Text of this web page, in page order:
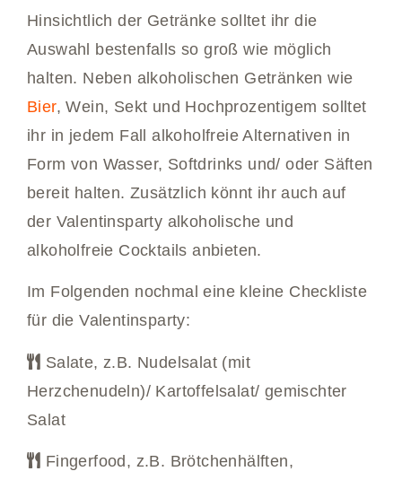
Hinsichtlich der Getränke solltet ihr die
Auswahl bestenfalls so groß wie möglich
halten. Neben alkoholischen Getränken wie
Bier, Wein, Sekt und Hochprozentigem solltet
ihr in jedem Fall alkoholfreie Alternativen in
Form von Wasser, Softdrinks und/ oder Säften
bereit halten. Zusätzlich könnt ihr auch auf
der Valentinsparty alkoholische und
alkoholfreie Cocktails anbieten.
Im Folgenden nochmal eine kleine Checkliste
für die Valentinsparty:
Salate, z.B. Nudelsalat (mit
Herzchenudeln)/ Kartoffelsalat/ gemischter
Salat
Fingerfood, z.B. Brötchenhälften,